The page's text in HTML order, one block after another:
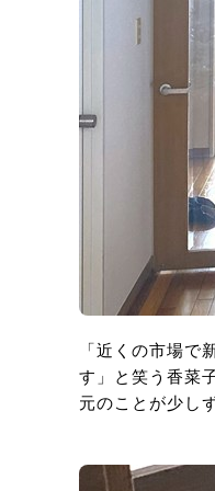
「近くの市場で
す」と笑う香菜
元のことが少し